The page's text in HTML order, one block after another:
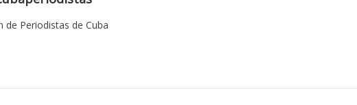
de Periodistas de Cuba